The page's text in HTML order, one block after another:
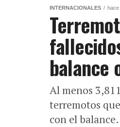
INTERNACIONALES
balance
Al menos
terremotos
con el